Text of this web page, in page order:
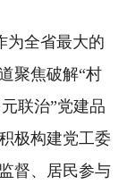
全省最大的
聚焦破解“村
联治”党建品
极构建党工委
督、居民参与